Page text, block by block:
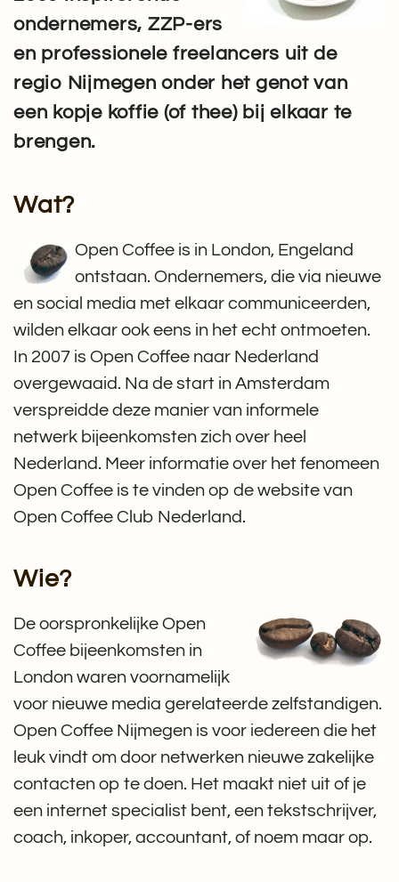
ondernemers, ZZP-ers
en professionele freelancers uit de
regio Nijmegen onder het genot van
een kopje koffie (of thee) bij elkaar te
brengen.
Wat?
Open Coffee is in London, Engeland
ontstaan. Ondernemers, die via nieuwe
en social media met elkaar communiceerden,
wilden elkaar ook eens in het echt ontmoeten.
In 2007 is Open Coffee naar Nederland
overgewaaid. Na de start in Amsterdam
verspreidde deze manier van informele
netwerk bijeenkomsten zich over heel
Nederland. Meer informatie over het fenomeen
Open Coffee is te vinden op de website van
Open Coffee Club Nederland.
Wie?
De oorspronkelijke Open
Coffee bijeenkomsten in
London waren voornamelijk
voor nieuwe media gerelateerde zelfstandigen.
Open Coffee Nijmegen is voor iedereen die het
leuk vindt om door netwerken nieuwe zakelijke
contacten op te doen. Het maakt niet uit of je
een internet specialist bent, een tekstschrijver,
coach, inkoper, accountant, of noem maar op.